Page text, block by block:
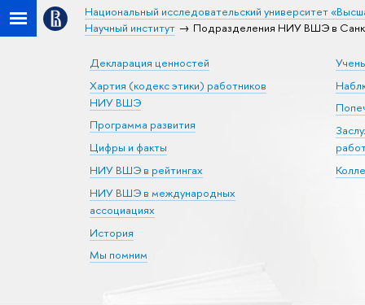
Национальный исследовательский университет
Научный институт
Подразделения НИУ ВШЭ в
Декларация ценностей
Хартия (кодекс этики) работников
НИУ ВШЭ
Программа развития
Цифры и факты
НИУ ВШЭ в рейтингах
НИУ ВШЭ в международных
ассоциациях
История
Мы помним